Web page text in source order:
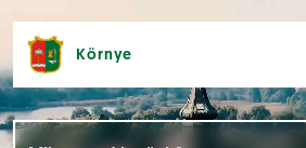
Környe